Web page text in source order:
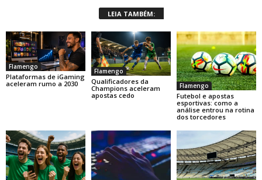
LEIA TAMBÉM:
Flamengo
Plataformas de iGaming
aceleram rumo a 2030
Flamengo
Qualificadores da
Champions aceleram
apostas cedo
Flamengo
Futebol e apostas
esportivas: como a
análise entrou na rotina
dos torcedores